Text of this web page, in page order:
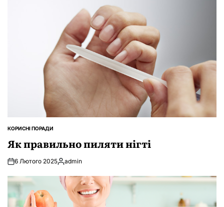
ОПУБЛІКУВАТИ
КОРИСНІ ПОРАДИ
Як правильно пиляти нігті
6 Лютого 2025Опубліковано
admin